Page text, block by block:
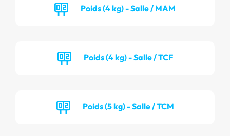
Poids (4 kg) - Salle / MAM
Poids (4 kg) - Salle / TCF
Poids (5 kg) - Salle / TCM